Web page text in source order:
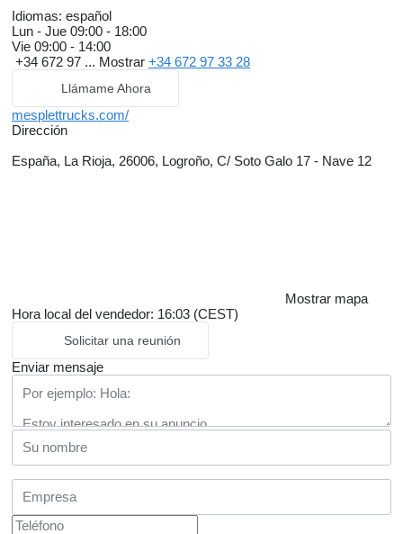
Idiomas: español
Lun - Jue 09:00 - 18:00
Vie 09:00 - 14:00
+34 672 97 ... Mostrar +34 672 97 33 28
Llámame Ahora
mesplettrucks.com/
Dirección
España, La Rioja, 26006, Logroño, C/ Soto Galo 17 - Nave 12
Mostrar mapa
Hora local del vendedor: 16:03 (CEST)
Solicitar una reunión
Enviar mensaje